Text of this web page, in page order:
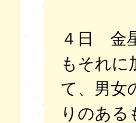
４日 金
もそれに
て、男女
りのあ